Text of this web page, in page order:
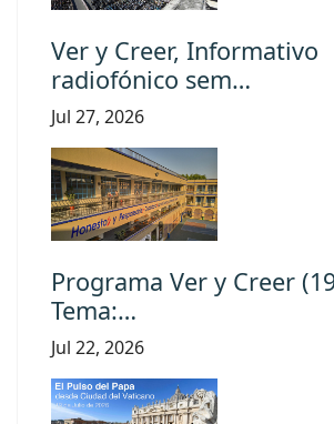
Ver y Creer, Informativo
radiofónico sem…
Jul 27, 2026
Programa Ver y Creer
Tema:…
Jul 22, 2026